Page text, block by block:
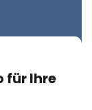
für Ihre